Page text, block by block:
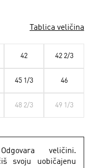
Tablica veličina
42 42 2/3
45 1/3 46
48 2/3 49 1/3
Odgovara veličini.
svoju uobičajenu